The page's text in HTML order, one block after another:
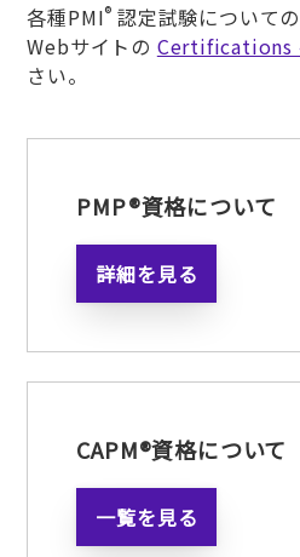
各種PMI® 認定試験について
Webサイトの Certifications
さい。
PMP®資格について
詳細を見る
CAPM®資格について
一覧を見る